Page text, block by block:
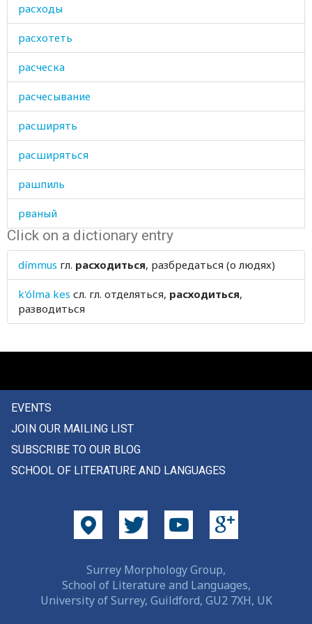
расходы
расхотеть
расческа
расчесывание
расширять
расширяться
рашпиль
рваный
рвать
рваться
рвота
ребятушки
ревновать
ревность
резец
Click on a dictionary entry
dímmus гл. расходиться, разбредаться (о людях)
k'ólma kes сл. гл. отделяться, расходиться,
разводиться
EVENTS
JOIN OUR MAILING LIST
SUBSCRIBE TO OUR BLOG
SCHOOL OF LITERATURE AND LANGUAGES
Surrey Morphology Group,
School of Literature and Languages,
University of Surrey, Guildford, GU2 7XH, UK